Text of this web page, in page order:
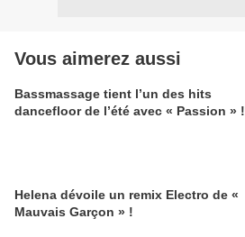
Vous aimerez aussi
Bassmassage tient l’un des hits
dancefloor de l’été avec « Passion » !
Helena dévoile un remix Electro de «
Mauvais Garçon » !